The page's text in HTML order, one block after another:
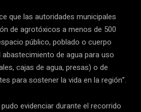
que las autoridades municipales
de agrotóxicos a menos de 500
público, poblado o cuerpo
de agua para uso
cajas de agua, presas) o de
para sostener la vida en la región”.
evidenciar durante el recorrido